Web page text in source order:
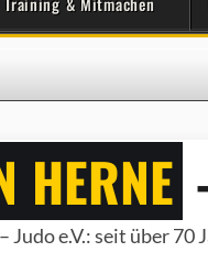
HERNE
Judo e.V.: seit über